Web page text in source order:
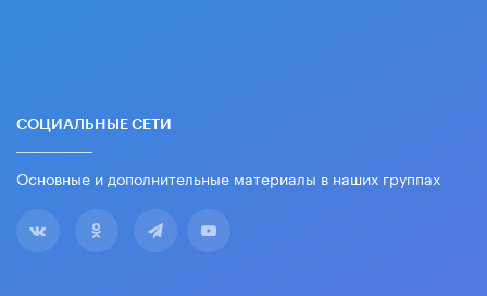
СОЦИАЛЬНЫЕ СЕТИ
Основные и дополнительные материалы в наших группах